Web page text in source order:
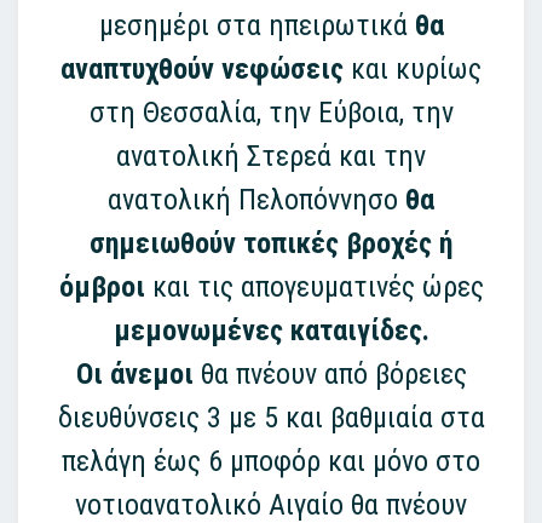
μεσημέρι στα ηπειρωτικά θα
αναπτυχθούν νεφώσεις και κυρίως
στη Θεσσαλία, την Εύβοια, την
ανατολική Στερεά και την
ανατολική Πελοπόννησο θα
σημειωθούν τοπικές βροχές ή
όμβροι και τις απογευματινές ώρες
μεμονωμένες καταιγίδες.
Οι άνεμοι θα πνέουν από βόρειες
διευθύνσεις 3 με 5 και βαθμιαία στα
πελάγη έως 6 μποφόρ και μόνο στο
νοτιοανατολικό Αιγαίο θα πνέουν